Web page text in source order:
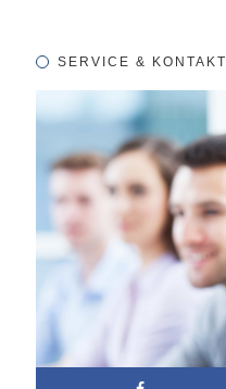
SERVICE & KONTAKT